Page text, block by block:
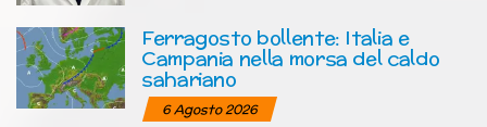
Ferragosto bollente: Italia e
Campania nella morsa del caldo
sahariano
6 Agosto 2026